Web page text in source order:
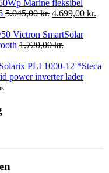
Marine fleksibel
5.045,00kr. Den
pris
var:
4.699,00 kr.
Victron SmartSolar
1.720,00kr.
*Steca
power inverter lader